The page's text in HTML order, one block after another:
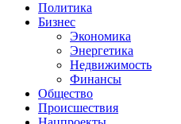
Политика
Бизнес
Экономика
Энергетика
Недвижимость
Финансы
Общество
Происшествия